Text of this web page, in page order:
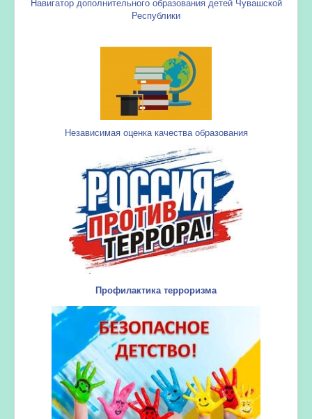
Республики
Независимая оценка качества образования
Профилактика терроризма